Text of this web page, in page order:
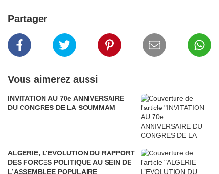
Partager
Vous aimerez aussi
INVITATION AU 70e ANNIVERSAIRE
DU CONGRES DE LA SOUMMAM
ALGERIE, L’EVOLUTION DU RAPPORT
DES FORCES POLITIQUE AU SEIN DE
L’ASSEMBLEE POPULAIRE